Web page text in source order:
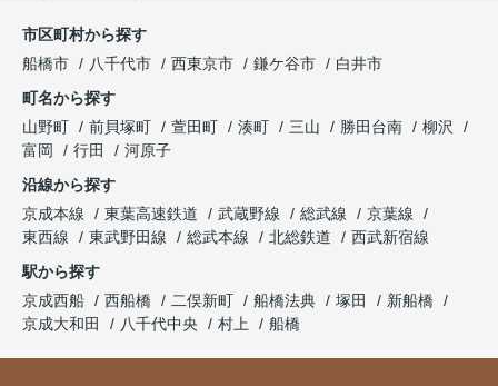
市区町村から探す
船橋市
八千代市 西東京市 鎌ケ谷市
白井市
町名から探す
山野町
前貝塚町 萱田町 湊町 三山 勝田台南
柳沢
富岡
行田
河原子
沿線から探す
京成本線
東葉高速鉄道 武蔵野線 総武線
京葉線
東西線
東武野田線 総武本線 北総鉄道
西武新宿線
駅から探す
京成西船
西船橋 二俣新町 船橋法典 塚田
新船橋
京成大和田
八千代中央 村上 船橋